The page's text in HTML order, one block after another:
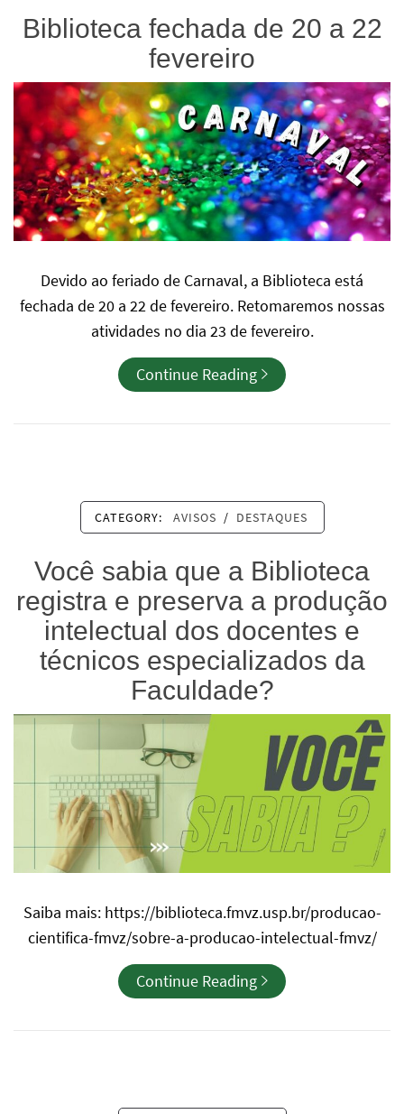
Biblioteca fechada de 20 a 22
fevereiro
Devido ao feriado de Carnaval, a Biblioteca está
fechada de 20 a 22 de fevereiro. Retomaremos nossas
atividades no dia 23 de fevereiro.
Continue Reading
CATEGORY: AVISOS / DESTAQUES
Você sabia que a Biblioteca
registra e preserva a produção
intelectual dos docentes e
técnicos especializados da
Faculdade?
Saiba mais: https://biblioteca.fmvz.usp.br/producao-
cientifica-fmvz/sobre-a-producao-intelectual-fmvz/
Continue Reading